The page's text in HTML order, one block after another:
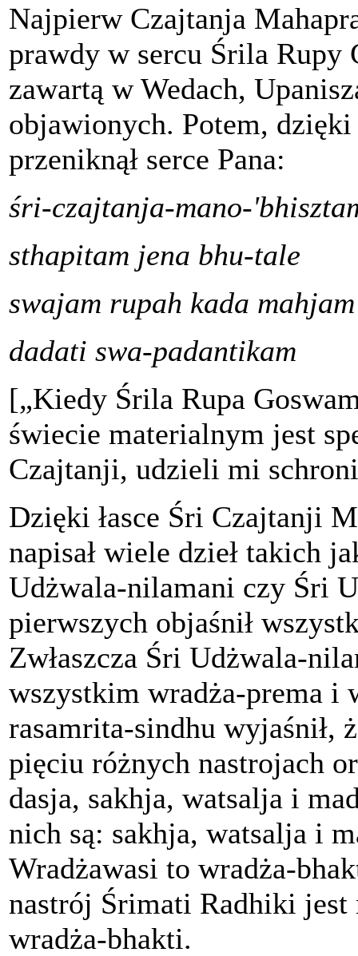
Najpierw Czajtanja
prawdy w sercu Śrila Rupy
zawartą w Wedach,
objawionych. Potem, dzięki
przeniknął serce Pana:
śri-czajtanja-mano-
sthapitam jena bhu-tale
swajam rupah kada mahjam
dadati swa-padantikam
[„Kiedy Śrila Rupa
świecie materialnym jest
Czajtanji, udzieli mi
Dzięki łasce Śri Czajtanji
napisał wiele dzieł takich
Udżwala-nilamani czy Śri
pierwszych objaśnił
Zwłaszcza Śri Udżwala-
wszystkim wradża-prema
rasamrita-sindhu wyjaśnił,
pięciu różnych nastrojach
dasja, sakhja, watsalja i
nich są: sakhja, watsalja i
Wradżawasi to wradża-
nastrój Śrimati Radhiki jest
wradża-bhakti.